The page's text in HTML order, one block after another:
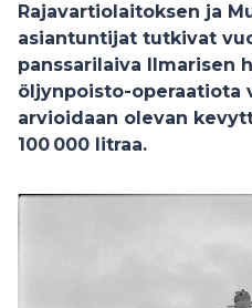
Rajavartiolaitoksen ja
asiantuntijat tutkivat
panssarilaiva Ilmarisen
öljynpoisto-operaatiota
arvioidaan olevan
100 000 litraa.